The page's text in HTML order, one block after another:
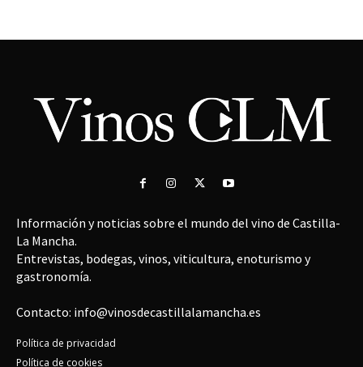
Información y noticias sobre el mundo del vino de Castilla-
La Mancha.
Entrevistas, bodegas, vinos, viticultura, enoturismo y
gastronomía.
Contacto: info@vinosdecastillalamancha.es
Política de privacidad
Política de cookies